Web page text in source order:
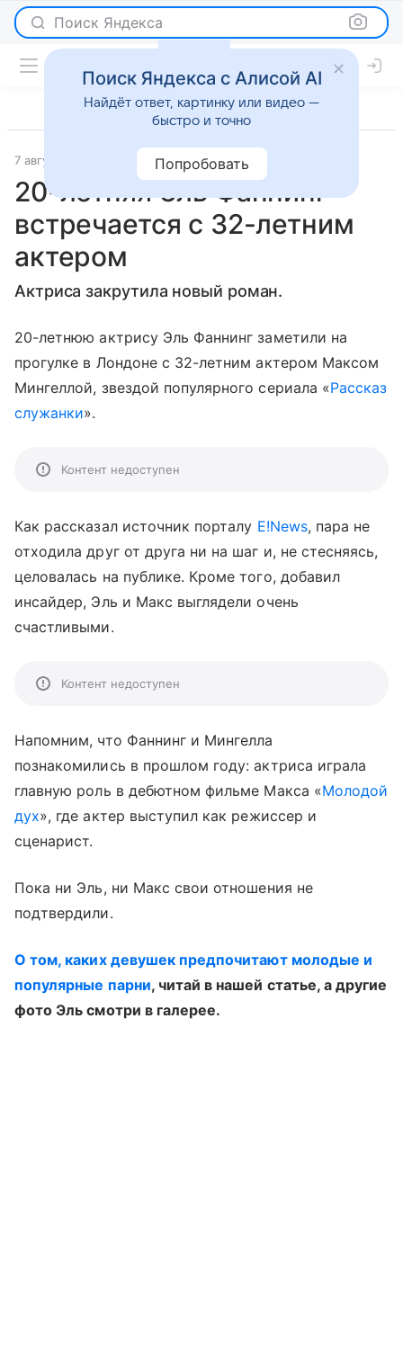
Поиск Яндекса
7 августа 2018 Светская жизнь
20-летняя Эль Фаннинг
встречается с 32-летним
актером
Актриса закрутила новый роман.
20-летнюю актрису Эль Фаннинг заметили на
прогулке в Лондоне с 32-летним актером Максом
Мингеллой, звездой популярного сериала «Рассказ
служанки».
Контент недоступен
Как рассказал источник порталу E!News, пара не
отходила друг от друга ни на шаг и, не стесняясь,
целовалась на публике. Кроме того, добавил
инсайдер, Эль и Макс выглядели очень
счастливыми.
Контент недоступен
Напомним, что Фаннинг и Мингелла
познакомились в прошлом году: актриса играла
главную роль в дебютном фильме Макса «Молодой
дух», где актер выступил как режиссер и
сценарист.
Пока ни Эль, ни Макс свои отношения не
подтвердили.
О том, каких девушек предпочитают молодые и
популярные парни, читай в нашей статье, а другие
фото Эль смотри в галерее.
Поиск Яндекса с Алисой AI
Найдёт ответ, картинку или видео —
быстро и точно
Попробовать